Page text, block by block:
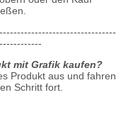
mit Grafik kaufen?
Produkt aus und fahren
Schritt fort.